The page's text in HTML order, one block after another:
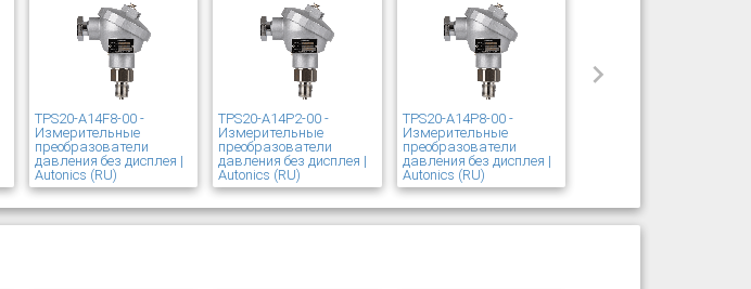
TPS20-A14F8-00 -
Измерительные
преобразователи
давления без дисплея |
Autonics (RU)
TPS20-A14P2-00 -
Измерительные
преобразователи
давления без дисплея |
Autonics (RU)
TPS20-A14P8-00 -
Измерительные
преобразователи
давления без дисплея |
Autonics (RU)